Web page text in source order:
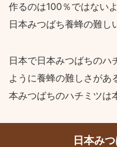
作るのは100％ではない
日本みつばち養蜂の難し
日本で日本みつばちのハ
ように養蜂の難しさがあ
本みつばちのハチミツは
日本み